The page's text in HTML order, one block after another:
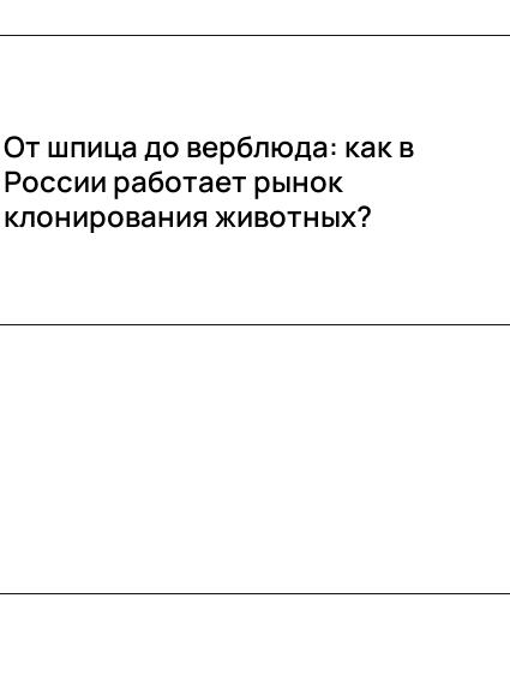
От шпица до верблюда: как в
России работает рынок
клонирования животных?